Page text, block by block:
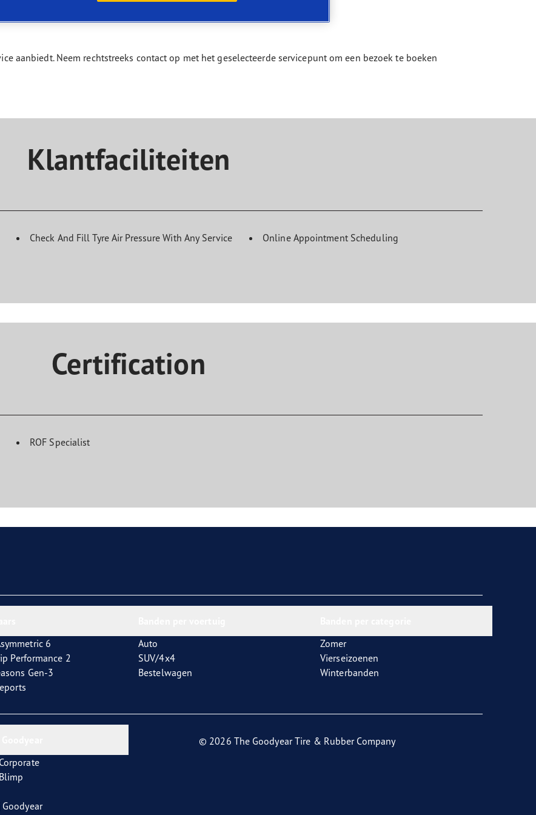
aanbiedt. Neem rechtstreeks contact op met het geselecteerde servicepunt om een bezoek te boeken
Klantfaciliteiten
Check And Fill Tyre Air Pressure With Any Service Online Appointment Scheduling
Certification
ROF Specialist
6
Performance 2
Gen-3
Auto
SUV/4x4
Bestelwagen
Zomer
Vierseizoenen
Winterbanden
© 2026 The Goodyear Tire & Rubber Company